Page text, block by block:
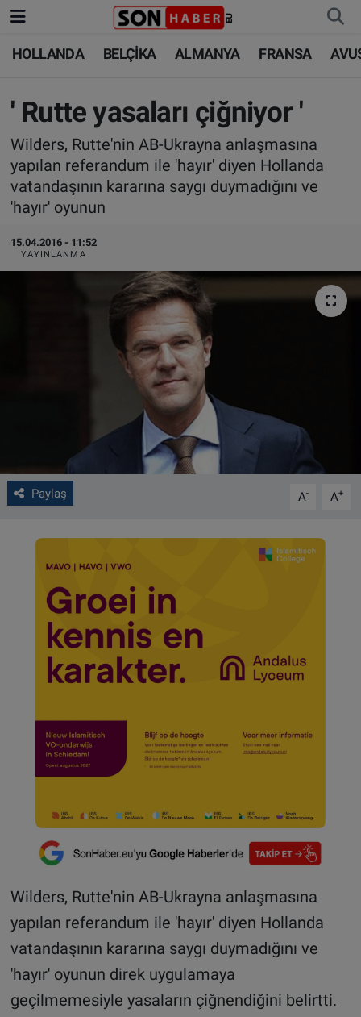
HOLLANDA BELÇİKA ALMANYA FRANSA
' Rutte yasaları çiğniyor '
Wilders, Rutte'nin AB-Ukrayna anlaşmasına
yapılan referandum ile 'hayır' diyen Hollanda
vatandaşının kararına saygı duymadığını ve
'hayır' oyunun
15.04.2016 - 11:52
YAYINLANMA
Paylaş A- A+
Wilders, Rutte'nin AB-Ukrayna anlaşmasına
yapılan referandum ile 'hayır' diyen Hollanda
vatandaşının kararına saygı duymadığını ve
'hayır' oyunun direk uygulamaya
geçilmemesiyle yasaların çiğnendiğini belirtti.
HOLLANDA
BELÇİKA
ALMANYA
FRANSA
SAĞLIK - YAŞAM
BİLİM-TEKNOLOJİ
HOLLANDA
BELÇİKA
ALMANYA
TÜRKİYE
BİLİM-TEKNOLOJİ
FOTO GALERİ
ALGEMENE VOORWAARDEN
CONTACT
Nöbetçi Eczaneler
Hava Durumu
Trafik Durumu
Süper Lig Puan Durumu ve Fikstür
Son Dakika Haberleri